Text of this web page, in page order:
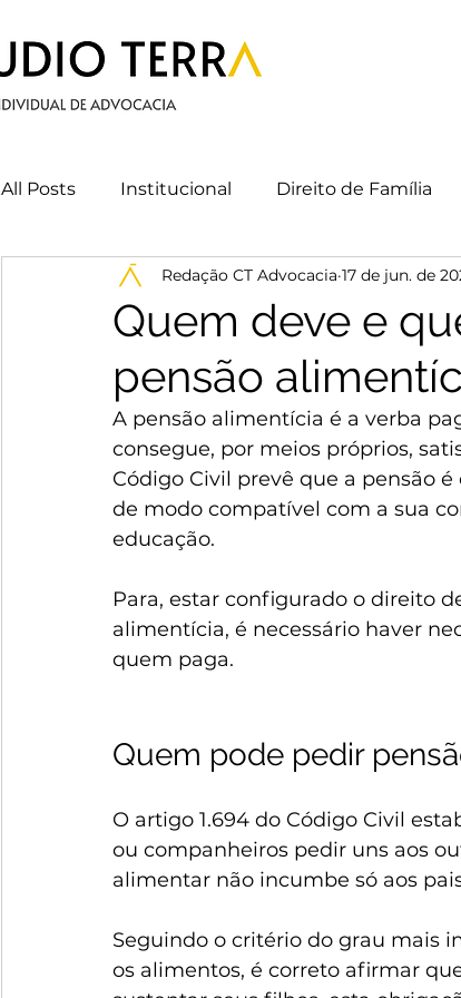
All Posts Institucional Direito de Família
Cláudio Terra Direito do Trabalho
Quem deve e
pensão
Redação CT Advocacia 17 de jun. de
A pensão alimentícia é a verba
consegue, por meios próprios,
Código Civil prevê que a pensão
de modo compatível com a sua
educação.
Para, estar configurado o direito
alimentícia, é necessário haver
quem paga.
Quem pode pedir
O artigo 1.694 do Código Civil
ou companheiros pedir uns aos
alimentar não incumbe só aos
Seguindo o critério do grau mais
os alimentos, é correto afirmar